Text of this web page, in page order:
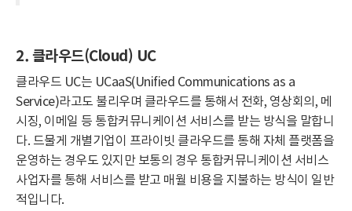
2. 클라우드(Cloud) UC
클라우드 UC는 UCaaS(Unified Communications as a
Service)라고도 불리우며 클라우드를 통해서 전화, 영상회의, 메
시징, 이메일 등 통합커뮤니케이션 서비스를 받는 방식을 말합니
다. 드물게 개별기업이 프라이빗 클라우드를 통해 자체 플랫폼을
운영하는 경우도 있지만 보통의 경우 통합커뮤니케이션 서비스
사업자를 통해 서비스를 받고 매월 비용을 지불하는 방식이 일반
적입니다.